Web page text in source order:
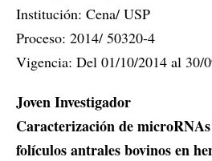
Institución: Cena/ USP
Proceso: 2014/ 50320-4
Vigencia: Del 01/10/2014 al 30/
Joven Investigador
Caracterización de
folículos antrales bovinos en